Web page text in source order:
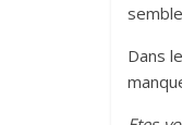
Dans